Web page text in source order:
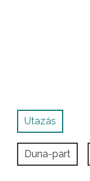
Utazás
Duna-part